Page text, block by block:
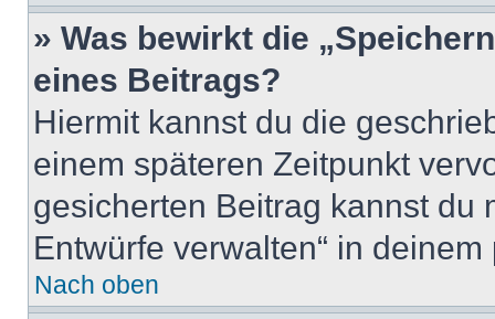
» Was bewirkt die
eines Beitrags?
Hiermit kannst du die
einem späteren Zeitpunkt
gesicherten Beitrag kannst du
Entwürfe verwalten“ in
Nach oben